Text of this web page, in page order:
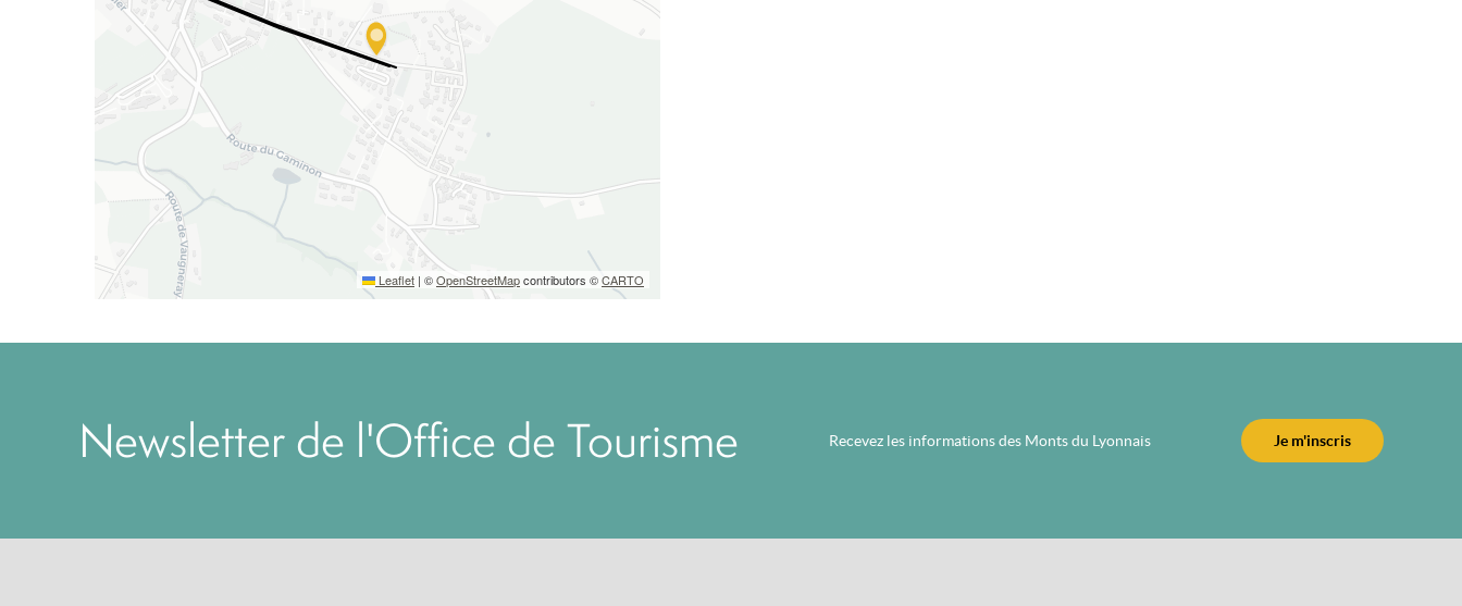
Leaflet | ©OpenStreetMapcontributors ©CARTO
Newsletter de l'Office de Tourisme Recevez les informations des Monts du Lyonnais Je m'inscris